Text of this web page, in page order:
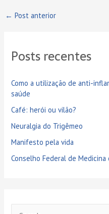
← Post anterior
Posts recentes
Como a utilização de anti-
saúde
Café: herói ou vilão?
Neuralgia do Trigêmeo
Manifesto pela vida
Conselho Federal de Medicina